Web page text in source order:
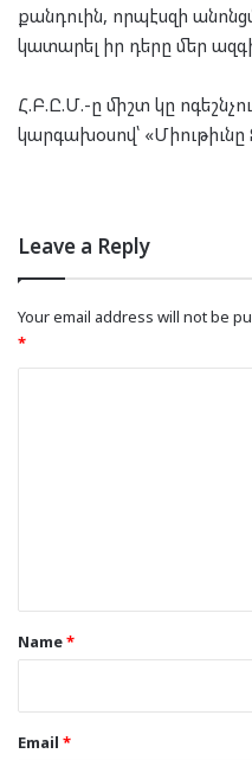
քանդուին, որպէսզի
կատարել իր դերը մեր
Հ.Բ.Ը.Մ.-ը միշտ կը
կարգախօսով՝ «Միութիւնը
Leave a Reply
Your email address will not be
*
*Name*
Email *